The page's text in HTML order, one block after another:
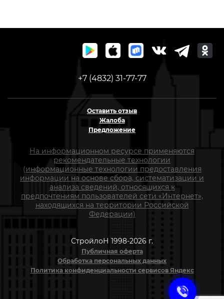
+7 (4832) 31-77-77
Оставить отзыв
Жалоба
Предложение
На информационном ресурсе применяются
рекомендательные технологии
(информационные технологии предоставления
информации на основе сбора, систематизации и
анализа сведений, относящихся к
предпочтениям пользователей сети «Интернет»,
находящихся на территории Российской
Федерации)
СтройлоН 1998-2026 г.
Публичная оферта
Обработка персональных данных
Политика конфиденциальности сервисов Яндекс